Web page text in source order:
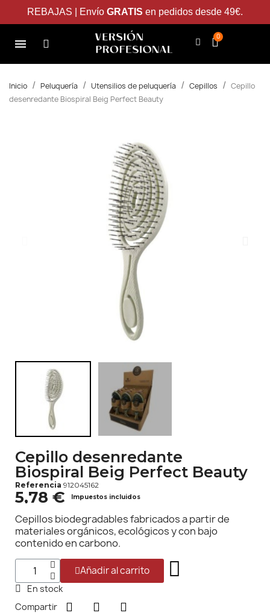
REBAJAS | Envío GRATIS en pedidos desde 49€.
Inicio Peluquería Utensilios de peluquería Cepillos
Cepillo
desenredante Biospiral Beig Perfect Beauty
Cepillo desenredante
Biospiral Beig Perfect Beauty
Referencia 912045162
5,78 € Impuestos incluidos
Cepillos biodegradables fabricados a partir de
materiales orgánicos, ecológicos y con bajo
contenido en carbono.
Añadir al carrito
En stock
Compartir